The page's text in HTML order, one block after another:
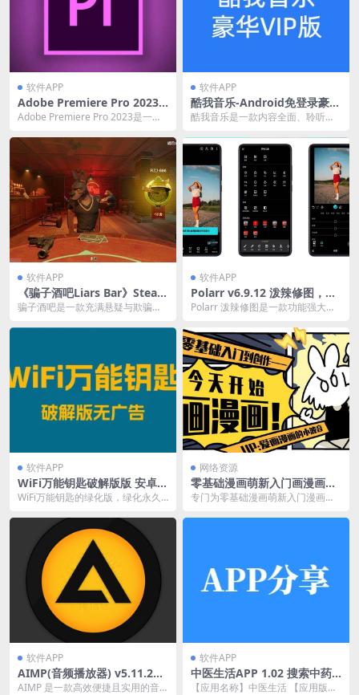
软件APP
Adobe Premiere Pro 2023
(23.4.0) 绿色便携版
Adobe Premiere Pro 2023是一款
软件APP
酷我音乐-Android免登录豪华
VIP版
酷我音乐是一款内容全面、聆听快
器。同时也是国内较受用...
软件APP
《骗子酒吧Liars Bar》Steam
多人休闲游戏
骗子酒吧是一款充满悬疑与欺骗的
味性。需要玩家运用智...
软件APP
Polarr v6.9.12 泼辣修图，款
强大的全平台专业修图软件，
Polarr 泼辣修图是一款功能强大的
富的高级调整...
软件APP
WiFi万能钥匙破解版版 安卓版
本绿化永久SVIP，ROOT直接
WiFi万能钥匙的绿化版，绿化永久S
去更新纯...
网络资源
零基础漫画萌新入门画漫画课
程：零基础入门到创作
专门为零基础漫画萌新入门漫画分
软件APP
AIMP(音频播放器) v5.11.242
9 绿色版+插件+皮肤
AIMP 是一款高效便捷且实用的音
软件APP
中医生活APP 1.02 搜索中药
和方剂
【应用名称】中医生活 【应用版